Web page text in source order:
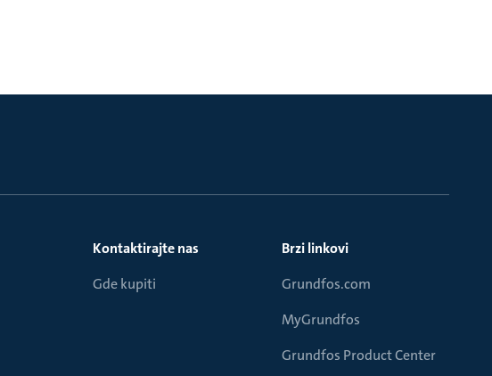
Kontaktirajte nas
Gde kupiti
Brzi linkovi
Grundfos.com
MyGrundfos
Grundfos Product Center